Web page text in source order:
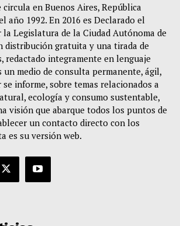
en Buenos Aires, República
año 1992. En 2016 es Declarado el
Legislatura de la Ciudad Autónoma de
distribución gratuita y una tirada de
redactado integramente en lenguaje
un medio de consulta permanente, ágil,
informe, sobre temas relacionados a
ecología y consumo sustentable,
visión que abarque todos los puntos de
un contacto directo con los
es su versión web.